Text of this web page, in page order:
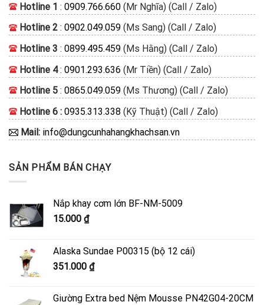
Hotline 1 : 0909.766.660 (Mr Nghĩa) (Call / Zalo)
Hotline 2 : 0902.049.059 (Ms Sang) (Call / Zalo)
Hotline 3 : 0899.495.459 (Ms Hằng) (Call / Zalo)
Hotline 4: 0901.293.636 (Mr Tiền) (Call / Zalo)
Hotline 5 : 0865.049.059 (Ms Thương) (Call / Zalo)
Hotline 6 : 0935.313.338 (Kỹ Thuật) (Call / Zalo)
Mail: info@dungcunhahangkhachsan.vn
SẢN PHẨM BÁN CHẠY
Nắp khay cơm lớn BF-NM-5009
15.000 ₫
Alaska Sundae P00315 (bộ 12 cái)
351.000 ₫
Giường Extra bed Nệm Mousse PN42G04-20CM